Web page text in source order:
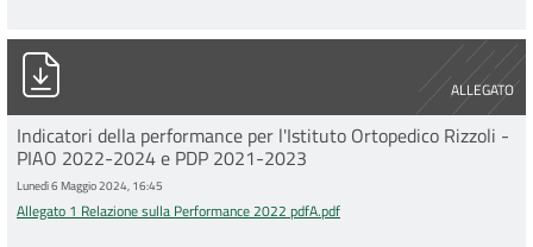
ALLEGATO
Allegato 1 Relazione sulla Performance 2022 pdfA.pdf
Indicatori della performance per l'Istituto Ortopedico Rizzoli -
PIAO 2022-2024 e PDP 2021-2023
Lunedì 6 Maggio 2024, 16:45
Allegato 1 Relazione sulla Performance 2022 pdfA.pdf